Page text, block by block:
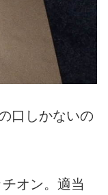
口しかないの
オン。適当